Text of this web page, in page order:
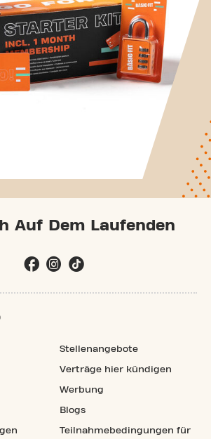
Auf Dem Laufenden
Stellenangebote
Verträge hier kündigen
Werbung
Blogs
Teilnahmebedingungen für